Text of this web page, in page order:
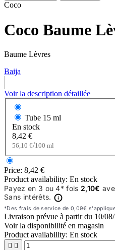
Coco
Coco Baume
Baume Lèvres
Baija
Voir la description détaillée
Tube 15 ml
En stock
8,42 €
56,10 €/100 ml
Price: 8,42 €
Product availability: En stock
Livraison prévue à partir du 10/
Voir la disponibilité en magasin
Product availability: En stock
 